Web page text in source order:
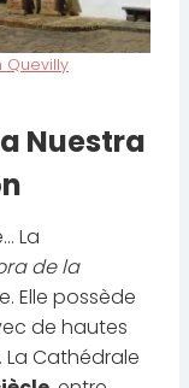
Quevilly
Nuestra
La
de la
Elle possède
de hautes
Cathédrale